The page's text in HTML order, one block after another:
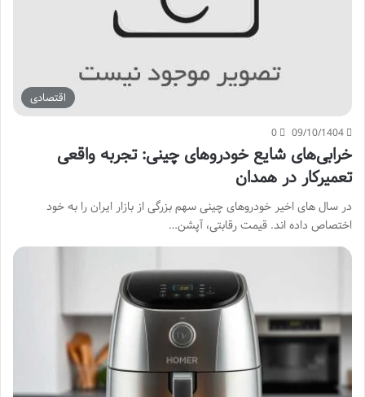
اقتصادی
09/10/1404
0
خرابی‌های شایع خودروهای چینی: تجربه واقعی
تعمیرکار در همدان
در سال های اخیر خودروهای چینی سهم بزرگی از بازار ایران را به خود
اختصاص داده اند. قیمت رقابتی، آپشن…